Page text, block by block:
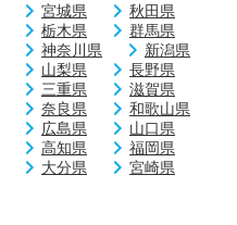
宮城県
秋田県
栃木県
群馬県
神奈川県
新潟県
山梨県
長野県
三重県
滋賀県
奈良県
和歌山県
広島県
山口県
高知県
福岡県
大分県
宮崎県